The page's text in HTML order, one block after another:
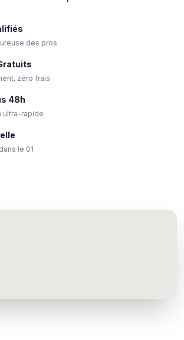
des pros
zéro frais
48h
ultra-rapide
le 01